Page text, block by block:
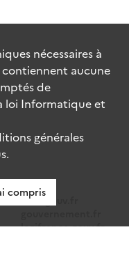
data.gouv.fr
legifrance.gouv.fr
nécessaires à
aucune
de
loi Informatique et
générales
compris